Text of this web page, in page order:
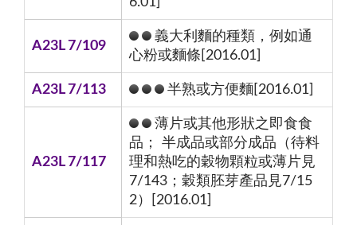
A23L 7/109
義大利麵的種類，例如通
心粉或麵條[2016.01]
A23L 7/113 半熟或方便麵[2016.01]
A23L 7/117
薄片或其他形狀之即食食
品； 半成品或部分成品（待料
理和熱吃的穀物顆粒或薄片見
7/143；穀類胚芽產品見7/15
2）[2016.01]